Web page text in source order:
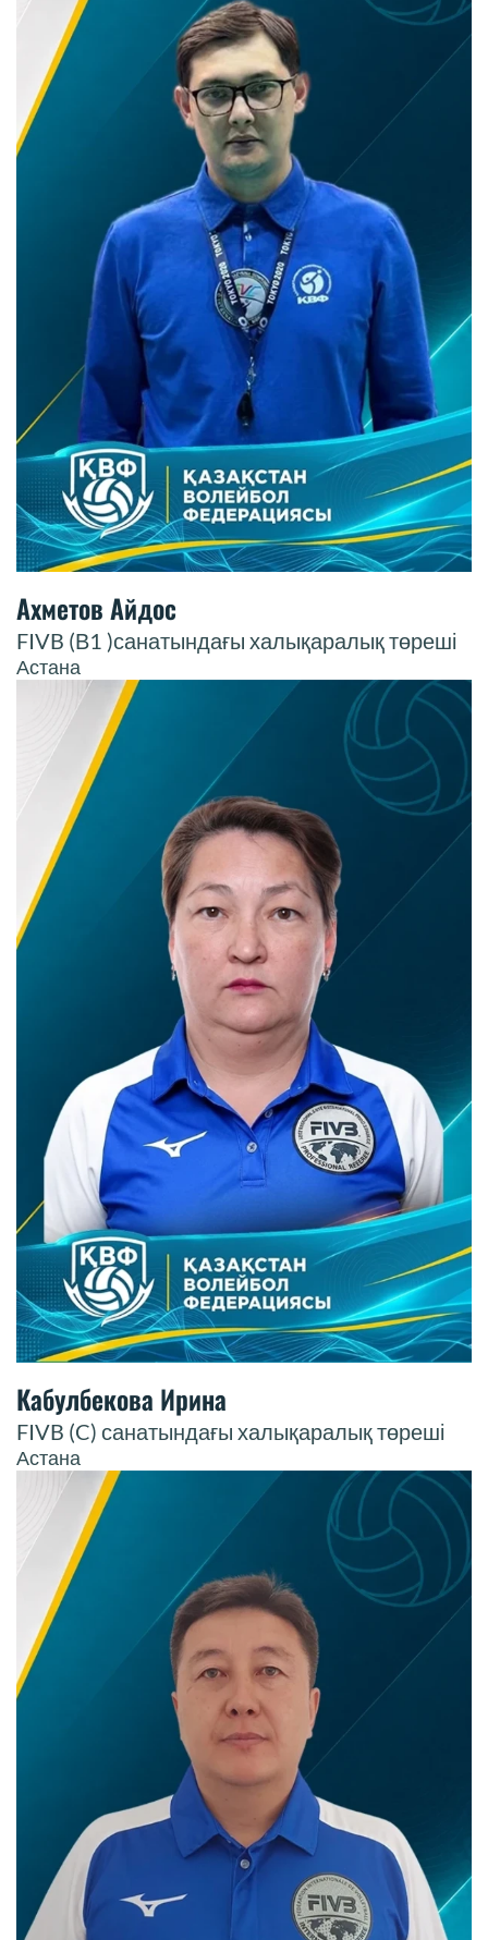
Ахметов Айдос
FIVB (В1 )санатындағы халықаралық төреші
Астана
Кабулбекова Ирина
FIVB (C) санатындағы халықаралық төреші
Астана